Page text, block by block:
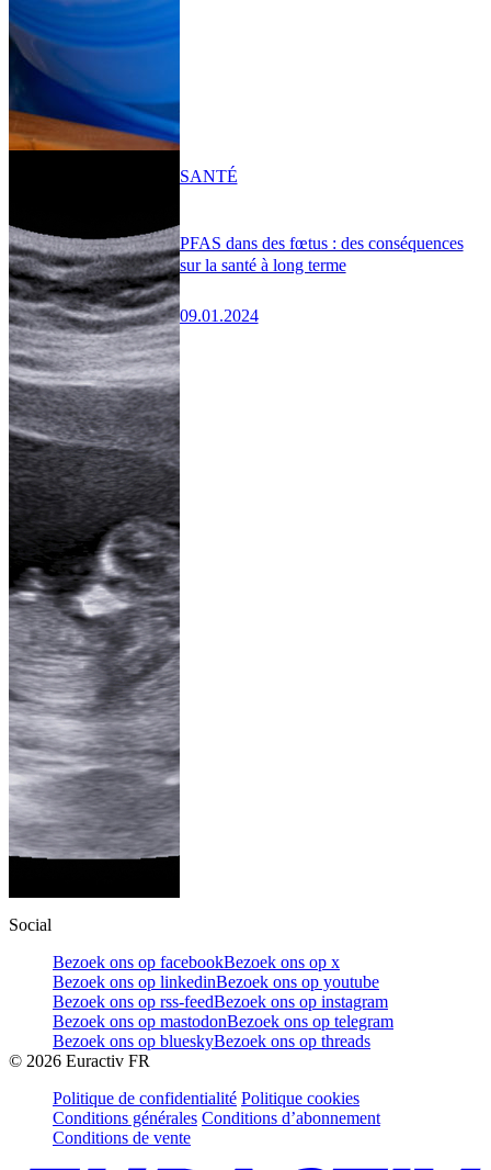
PFAS dans des fœtus : des conséquences
sur la santé à long terme
09.01.2024
SANTÉ
Social
Bezoek ons op facebookBezoek ons op x
Bezoek ons op linkedinBezoek ons op youtube
Bezoek ons op rss-feedBezoek ons op instagram
Bezoek ons op mastodonBezoek ons op telegram
Bezoek ons op blueskyBezoek ons op threads
© 2026 Euractiv FR
Politique de confidentialité Politique cookies
Conditions générales Conditions d’abonnement
Conditions de vente